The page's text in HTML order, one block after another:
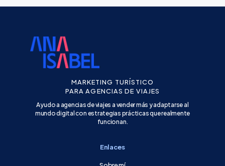
MARKETING TURÍSTICO
PARA AGENCIAS DE VIAJES
Ayudo a agencias de viajes a vender más y adaptarse al
mundo digital con estrategias prácticas que realmente
funcionan.
Enlaces